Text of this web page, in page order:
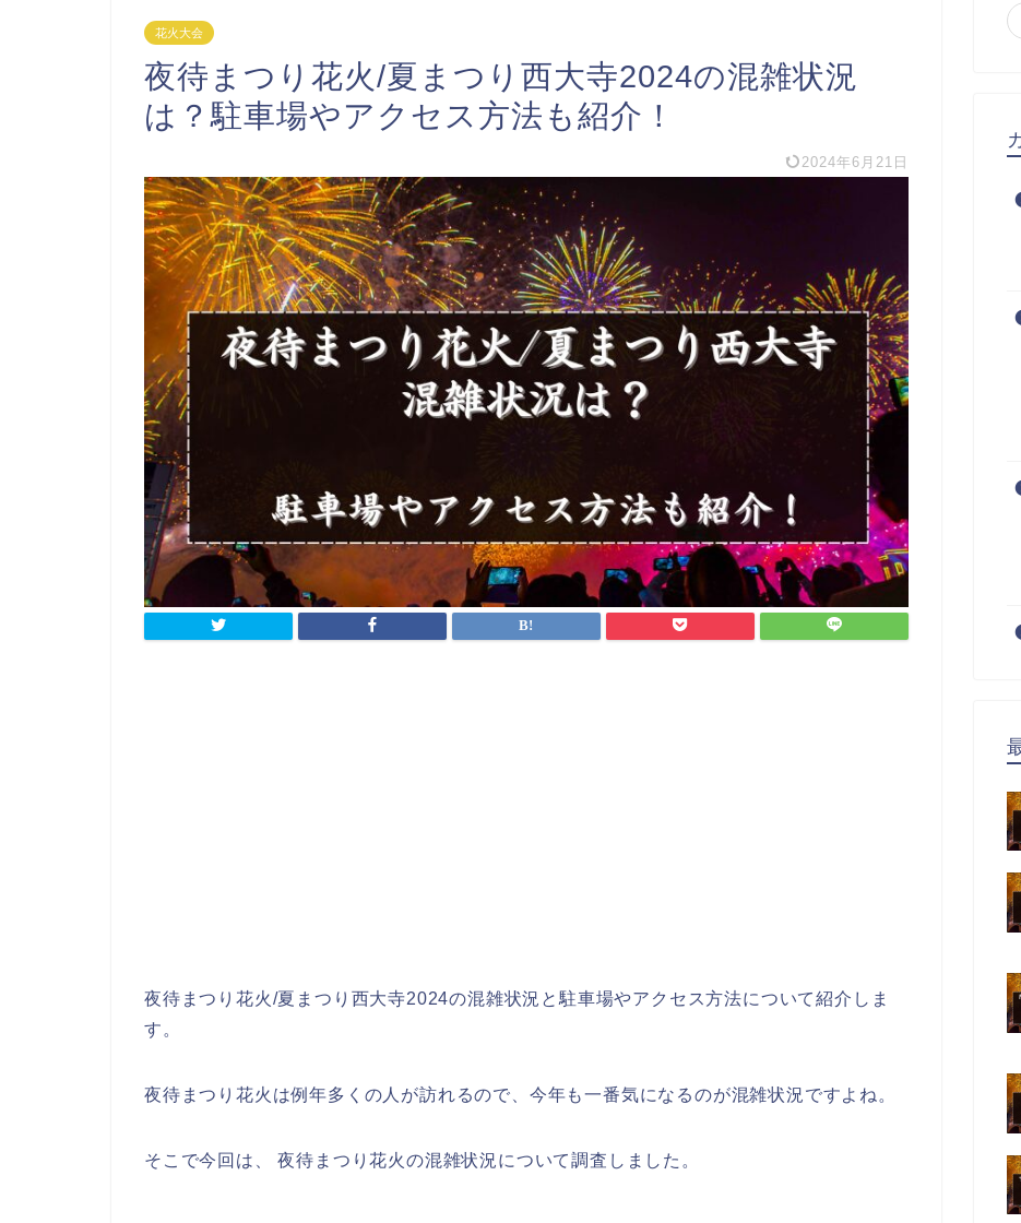
花火大会
夜待まつり花火/夏まつり西大寺2024の混雑状況
は？駐車場やアクセス方法も紹介！
2024年6月21日
夜待まつり花火/夏まつり西大寺2024の混雑状況と駐車場やアクセス方法について紹介しま
す。
夜待まつり花火は例年多くの人が訪れるので、今年も一番気になるのが混雑状況ですよね。
そこで今回は、 夜待まつり花火の混雑状況について調査しました。